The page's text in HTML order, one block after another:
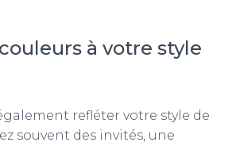
à votre style
refléter votre style de
souvent des invités, une